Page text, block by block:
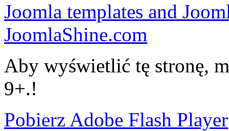
Joomla templates and
JoomlaShine.com
Aby wyświetlić tę stronę,
9+.!
Pobierz Adobe Flash Player